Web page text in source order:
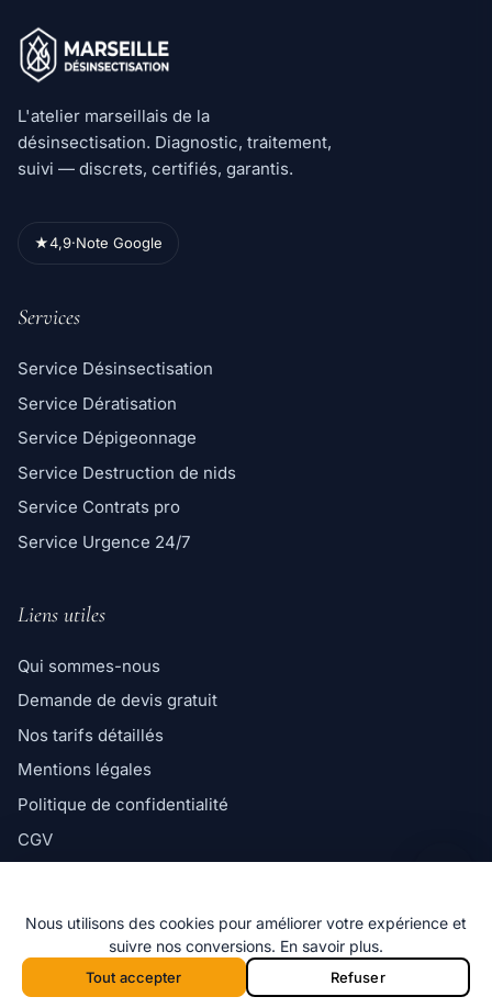
L'atelier marseillais de la
désinsectisation. Diagnostic, traitement,
suivi — discrets, certifiés, garantis.
★4,9·Note Google
Services
Service Désinsectisation
Service Dératisation
Service Dépigeonnage
Service Destruction de nids
Service Contrats pro
Service Urgence 24/7
Liens utiles
Qui sommes-nous
Demande de devis gratuit
Nos tarifs détaillés
Mentions légales
Politique de confidentialité
CGV
© 2026 Marseille Désinsectisation — Tous
f i x G
Nous utilisons des cookies pour améliorer votre expérience et
suivre nos conversions. En savoir plus.
Tout accepter Refuser